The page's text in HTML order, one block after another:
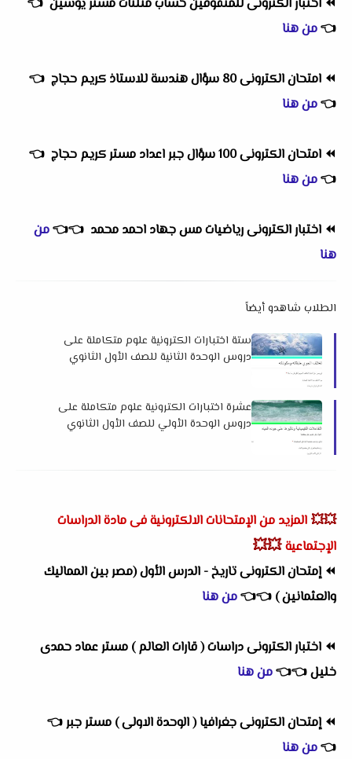
⏪ اختبار الكترونى للمتفوقين حساب مثلثات مستر يوسين 👈
👈من هنا
⏪ امتحان الكترونى 80 سؤال هندسة للاستاذ كريم حجاج
👈
👈من هنا
⏪ امتحان الكترونى 100 سؤال جبر اعداد مستر كريم حجاج
👈
👈من هنا
⏪ اختبار الكترونى رياضيات مس جهاد احمد محمد 👈
👈من
هنا
الطلاب شاهدو أيضاً
ستة اختبارات الكترونية علوم متكاملة على
دروس الوحدة الثانية للصف الأول الثانوي
عشرة اختبارات الكترونية علوم متكاملة على
دروس الوحدة الأولي للصف الأول الثانوي
💥💥 المزيد من الإمتحانات الالكترونية فى مادة الدراسات
الإجتماعية 💥💥
⏪إمتحان الكترونى تاريخ - الدرس الأول (مصر بين المماليك
والعثمانين ) 👈
👈من هنا
⏪ اختبار الكترونى دراسات ( قارات العالم ) مستر عماد حمدى
خليل👈
👈من هنا
⏪إمتحان الكترونى جغرافيا ( الوحدة الاولى ) مستر جبر👈
👈من هنا